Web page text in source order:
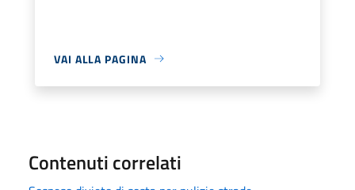
VAI ALLA PAGINA
Contenuti correlati